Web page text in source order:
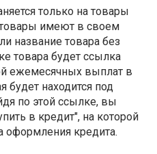
только на товары
имеют в своем
название товара без
товара будет ссылка
ежемесячных выплат в
будет находится под
по этой ссылке, вы
в кредит", на которой
оформления кредита.